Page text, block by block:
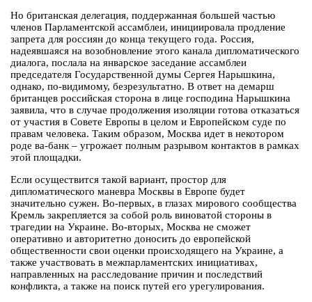
Но британская делегация, поддержанная большей частью
членов Парламентской ассамблеи, инициировала продление
запрета для россиян до конца текущего года. Россия,
надеявшаяся на возобновление этого канала дипломатического
диалога, послала на январское заседание ассамблеи
председателя Государственной думы Сергея Нарышкина,
однако, по-видимому, безрезультатно. В ответ на демарш
британцев российская сторона в лице господина Нарышкина
заявила, что в случае продолжения изоляции готова отказаться
от участия в Совете Европы в целом и Европейском суде по
правам человека. Таким образом, Москва идет в некотором
роде ва-банк – угрожает полным разрывом контактов в рамках
этой площадки.
Если осуществится такой вариант, простор для
дипломатического маневра Москвы в Европе будет
значительно сужен. Во-первых, в глазах мирового сообщества
Кремль закрепляется за собой роль виноватой стороны в
трагедии на Украине. Во-вторых, Москва не сможет
оперативно и авторитетно доносить до европейской
общественности свои оценки происходящего на Украине, а
также участвовать в межпарламентских инициативах,
направленных на расследование причин и последствий
конфликта, а также на поиск путей его урегулирования.